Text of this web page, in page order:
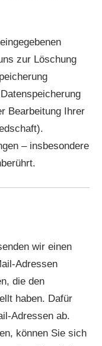
zur Löschung
Bearbeitung Ihrer
– insbesondere
wir einen
Adressen
die den
haben. Dafür
Adressen ab.
können Sie sich